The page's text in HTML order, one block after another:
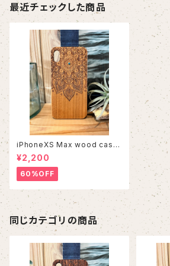
最近チェックした商品
iPhoneXS Max wood case
7
¥2,200
60%OFF
同じカテゴリの商品